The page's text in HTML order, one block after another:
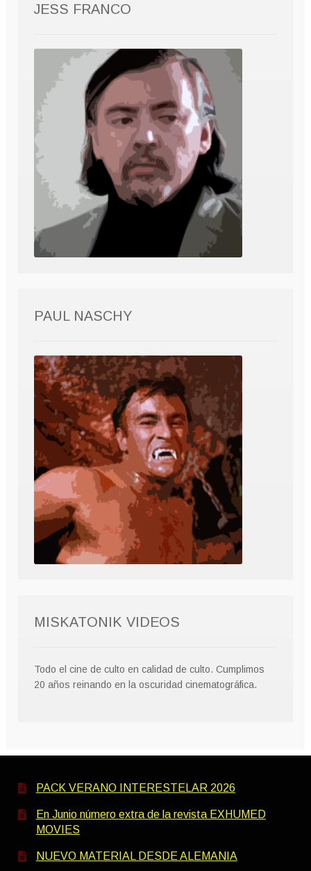
JESS FRANCO
PAUL NASCHY
MISKATONIK VIDEOS
Todo el cine de culto en calidad de culto. Cumplimos
20 años reinando en la oscuridad cinematográfica.
PACK VERANO INTERESTELAR 2026
En Junio número extra de la revista EXHUMED
MOVIES
NUEVO MATERIAL DESDE ALEMANIA